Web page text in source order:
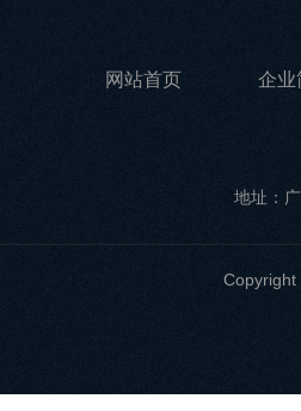
网站首页 企业
地址：